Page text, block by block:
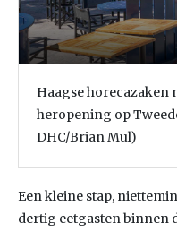
Haagse horecazaken
heropening op
DHC/Brian Mul)
Een kleine stap,
dertig eetgasten binnen